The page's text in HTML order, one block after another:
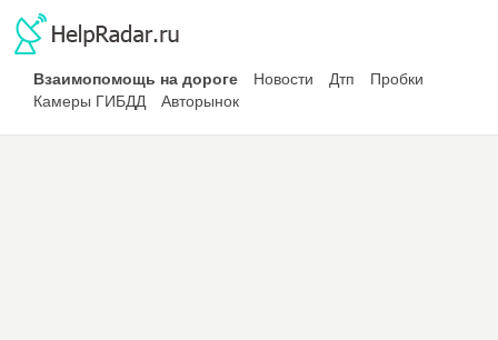
Взаимопомощь на дороге Новости Дтп
Пробки
Камеры ГИБДД
Авторынок